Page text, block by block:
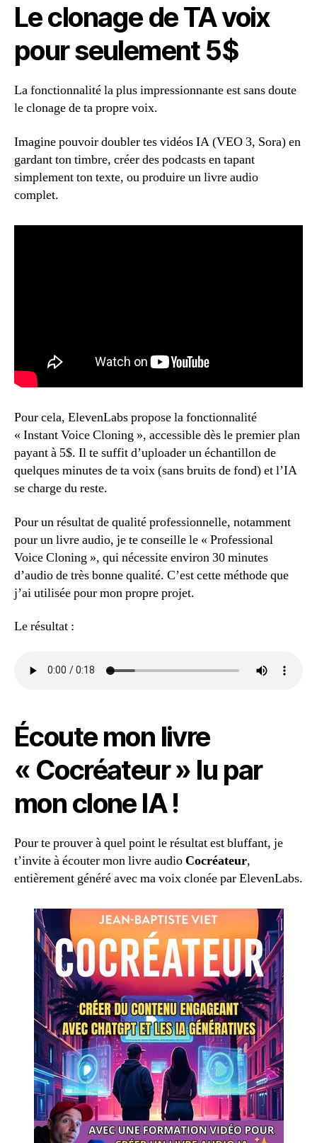
Le clonage de TA voix
pour seulement 5$
La fonctionnalité la plus impressionnante est sans doute
le clonage de ta propre voix.
Imagine pouvoir doubler tes vidéos IA (VEO 3, Sora) en
gardant ton timbre, créer des podcasts en tapant
simplement ton texte, ou produire un livre audio
complet.
Pour cela, ElevenLabs propose la fonctionnalité
« Instant Voice Cloning », accessible dès le premier plan
payant à 5$. Il te suffit d’uploader un échantillon de
quelques minutes de ta voix (sans bruits de fond) et l’IA
se charge du reste.
Pour un résultat de qualité professionnelle, notamment
pour un livre audio, je te conseille le « Professional
Voice Cloning », qui nécessite environ 30 minutes
d’audio de très bonne qualité. C’est cette méthode que
j’ai utilisée pour mon propre projet.
Le résultat :
Écoute mon livre
« Cocréateur » lu par
mon clone IA !
Pour te prouver à quel point le résultat est bluffant, je
t’invite à écouter mon livre audioCocréateur,
entièrement généré avec ma voix clonée par ElevenLabs.